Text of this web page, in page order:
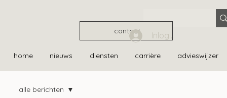
contact
home nieuws diensten carrière advieswijzer
Inloggen
alle berichten